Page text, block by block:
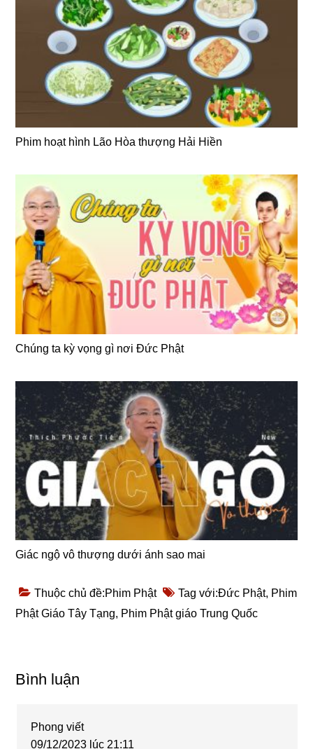
Phim hoạt hình Lão Hòa thượng Hải Hiền
Chúng ta kỳ vọng gì nơi Đức Phật
Giác ngộ vô thượng dưới ánh sao mai
Thuộc chủ đề:Phim Phật Tag với:Đức Phật, Phim
Phật Giáo Tây Tạng, Phim Phật giáo Trung Quốc
Reader
Bình luận
Phong viết
09/12/2023 lúc 21:11